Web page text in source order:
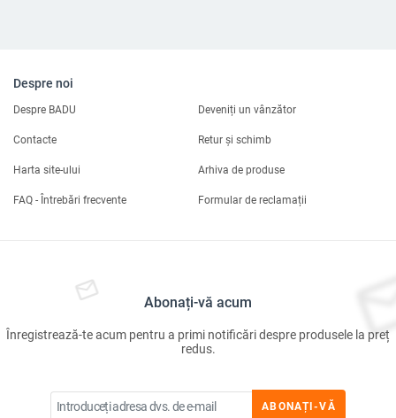
Despre noi
Despre BADU Deveniți un vânzător
Contacte Retur și schimb
Harta site-ului Arhiva de produse
FAQ - Întrebări frecvente Formular de reclamații
Abonați-vă acum
Înregistrează-te acum pentru a primi notificări despre produsele la preț
redus.
ABONAȚI-VĂ